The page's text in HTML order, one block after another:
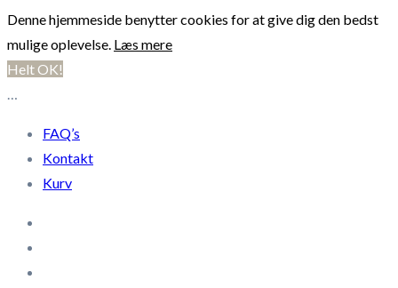
Denne hjemmeside benytter cookies for at give dig den bedst
mulige oplevelse. Læs mere
Helt OK!
…
FAQ’s
Kontakt
Kurv